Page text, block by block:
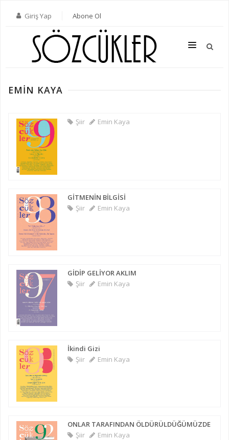
Giriş Yap Abone Ol
TÜM SAYILAR
KATEGORILER
YAZARLAR
ABONE OL
KITAPLAR
İLETIŞIM
EMIN KAYA
Şiir Emin Kaya
GİTMENİN BİLGİSİ
Şiir
Emin Kaya
GİDİP GELİYOR AKLIM
Şiir
Emin Kaya
İkindi Gizi
Şiir
Emin Kaya
ONLAR TARAFINDAN ÖLDÜRÜLDÜĞÜMÜZDE
Şiir
Emin Kaya